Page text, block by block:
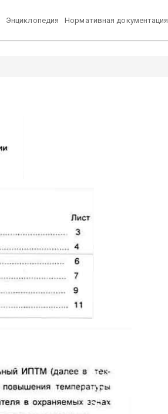
Энциклопедия Нормативная документация